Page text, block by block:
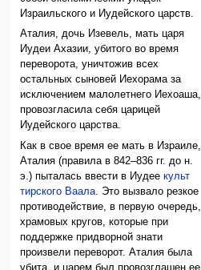
Израильского и Иудейского царств.
Аталия, дочь Изевель, мать царя
Иудеи Ахазии, убитого во время
переворота, уничтожив всех
остальных сыновей Иехорама за
исключением малолетнего Иехоаша,
провозгласила себя царицей
Иудейского царства.
Как в свое время ее мать в Израиле,
Аталия (правила в 842–836 гг. до н.
э.) пыталась ввести в Иудеекульт
тирского Ваала . Это вызвало резкое
противодействие, в первую очередь,
храмовых кругов, которые при
поддержке придворной знати
произвели переворот. Аталия была
убита, и царем был провозглашен ее